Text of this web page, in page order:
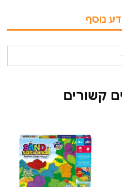
נוסף
קשורים